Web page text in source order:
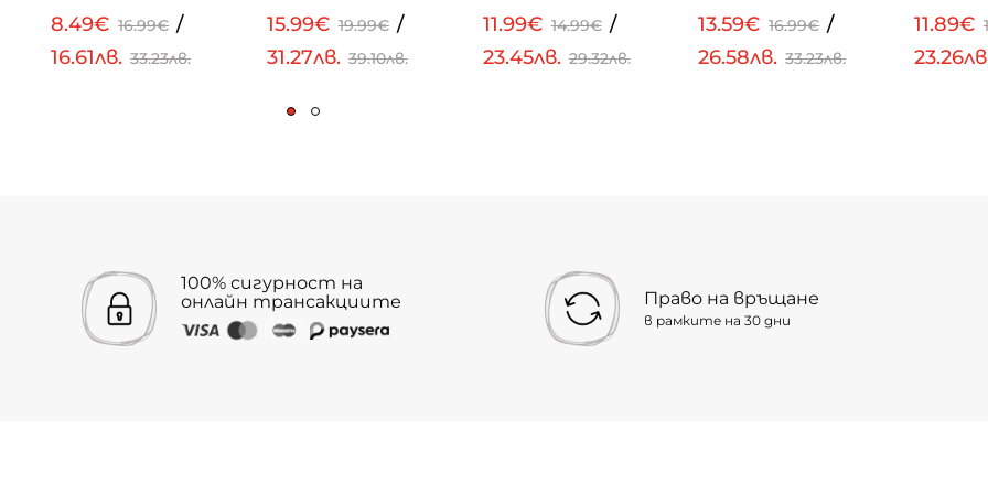
8.49€ 16.99€ /
16.61лв. 33.23лв.
15.99€ 19.99€ /
31.27лв. 39.10лв.
11.99€ 14.99€ /
23.45лв. 29.32лв.
13.59€ 16.99€ /
26.58лв. 33.23лв.
11.89€
100% сигурност на
онлайн трансакциите
Право на връщане
в рамките на 30 дни